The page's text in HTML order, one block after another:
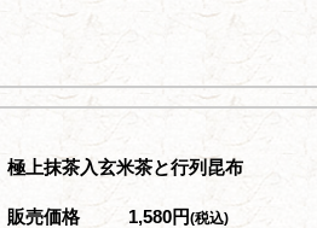
極上抹茶入玄米茶と行列昆布
販売価格 1,580円(税込)